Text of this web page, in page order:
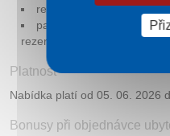
rekreační poplatek 40 Kč
parkování v garáží 100
rezervace předem
Platnost
Nabídka platí od 05. 06. 2026
Bonusy při objednávce